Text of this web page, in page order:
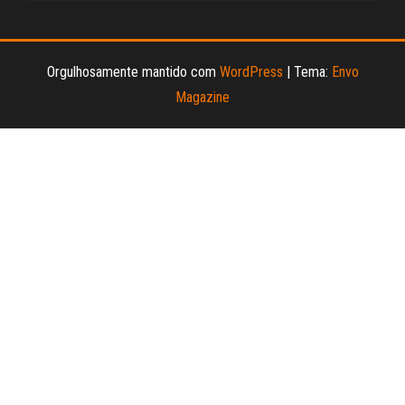
Orgulhosamente mantido com WordPress Tema: Envo
Magazine